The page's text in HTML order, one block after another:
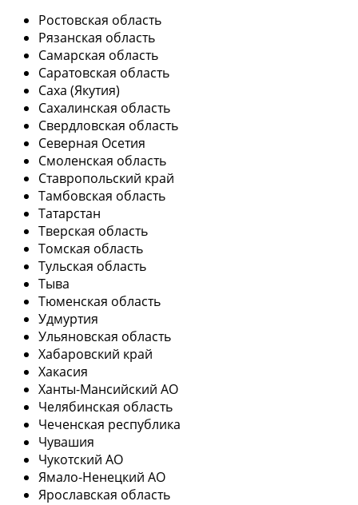
Ростовская область
Рязанская область
Самарская область
Саратовская область
Саха (Якутия)
Сахалинская область
Свердловская область
Северная Осетия
Смоленская область
Ставропольский край
Тамбовская область
Татарстан
Тверская область
Томская область
Тульская область
Тыва
Тюменская область
Удмуртия
Ульяновская область
Хабаровский край
Хакасия
Ханты-Мансийский АО
Челябинская область
Чеченская республика
Чувашия
Чукотский АО
Ямало-Ненецкий АО
Ярославская область